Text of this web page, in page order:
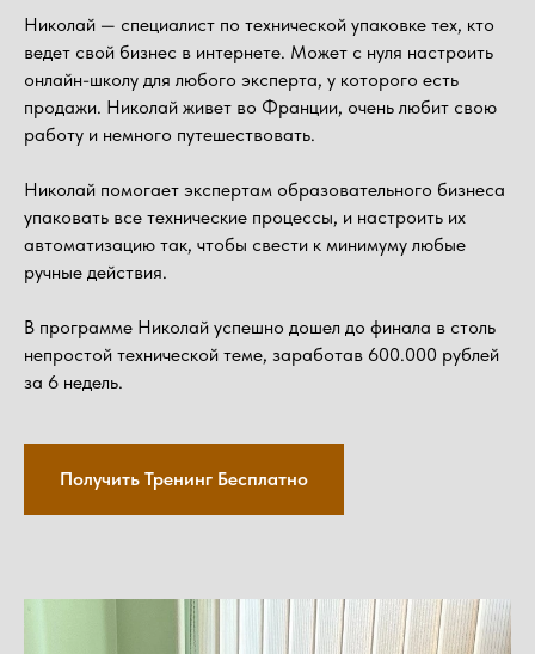
Николай — специалист по технической упаковке тех, кто
ведет свой бизнес в интернете. Может с нуля настроить
онлайн-школу для любого эксперта, у которого есть
продажи. Николай живет во Франции, очень любит свою
работу и немного путешествовать.
Николай помогает экспертам образовательного бизнеса
упаковать все технические процессы, и настроить их
автоматизацию так, чтобы свести к минимуму любые
ручные действия.
В программе Николай успешно дошел до финала в столь
непростой технической теме, заработав 600.000 рублей
за 6 недель.
Получить Тренинг Бесплатно